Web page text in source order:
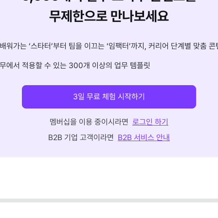
무제한으로 만나보세요
워가는 ‘스타터’부터 팀을 이끄는 ‘임팩터’까지, 커리어 단계별 맞춤 콘
에서 적용할 수 있는 300개 이상의 업무 템플릿
3일 무료 체험 시작하기
멤버십을 이용 중이시라면 로그인 하기
B2B 기업 고객이라면 B2B 서비스 안내